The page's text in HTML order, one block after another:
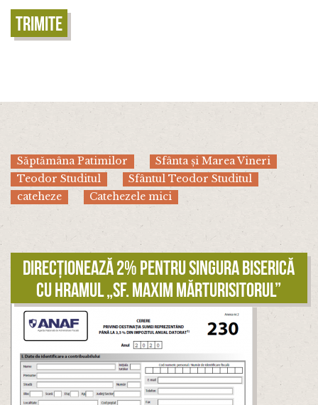
Trimite
Săptămâna Patimilor
Sfânta și Marea Vineri
Teodor Studitul
Sfântul Teodor Studitul
cateheze
Catehezele mici
Direcționează 2% pentru singura biserică
cu hramul „Sf. Maxim Mărturisitorul”